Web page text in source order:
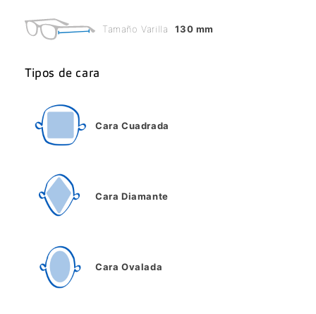
Tamaño Varilla 130 mm
Tipos de cara
Cara Cuadrada
Cara Diamante
Cara Ovalada